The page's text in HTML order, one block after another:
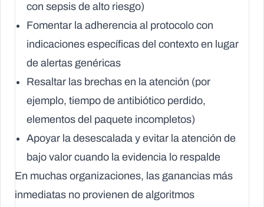
con sepsis de alto riesgo)
Fomentar la adherencia al protocolo con
indicaciones específicas del contexto en lugar
de alertas genéricas
Resaltar las brechas en la atención (por
ejemplo, tiempo de antibiótico perdido,
elementos del paquete incompletos)
Apoyar la desescalada y evitar la atención de
bajo valor cuando la evidencia lo respalde
En muchas organizaciones, las ganancias más
inmediatas no provienen de algoritmos